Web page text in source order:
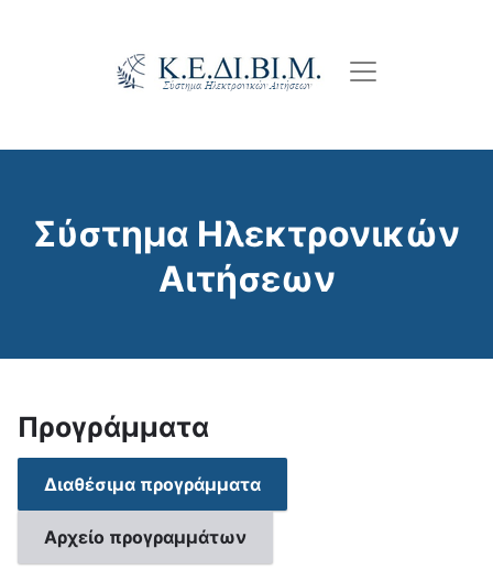
Σύστημα Ηλεκτρονικών
Αιτήσεων
Προγράμματα
Διαθέσιμα προγράμματα
Αρχείο προγραμμάτων